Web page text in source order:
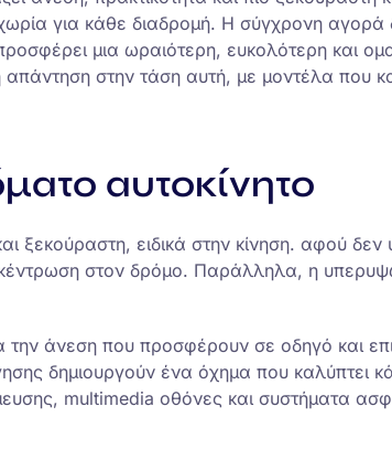
για κάθε διαδρομή. Η σύγχρονη αγορά
μια ωραιότερη, ευκολότερη και
απάντηση στην τάση αυτή, με μοντέλα που
αυτοκίνητο
ξεκούραστη, ειδικά στην κίνηση. αφού
στον δρόμο. Παράλληλα, η
άνεση που προσφέρουν σε οδηγό και
δημιουργούν ένα όχημα που καλύπτει
multimedia οθόνες και συστήματα